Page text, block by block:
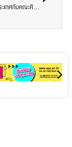
เรียนภาษาต่างประเทศกับคณะศิลปศาสตร์ SPU เปิดโลกการทำงานและท่องเที่ยวรอบโลกแบบมืออาชีพ